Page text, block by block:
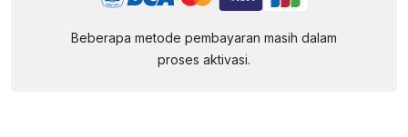
Beberapa metode pembayaran masih dalam
proses aktivasi.